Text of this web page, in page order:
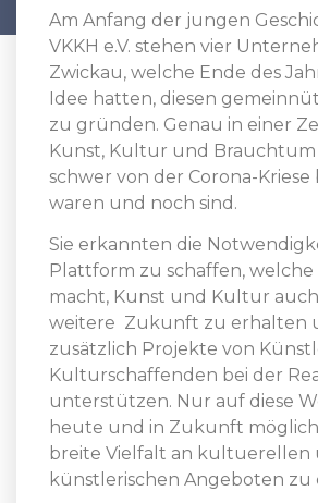
Am Anfang der jungen
VKKH e.V. stehen vier
Zwickau, welche Ende des
Idee hatten, diesen
zu gründen. Genau in einer
Kunst, Kultur und Brauchtum
schwer von der Corona-
waren und noch sind.
Sie erkannten die
Plattform zu schaffen, welche
macht, Kunst und Kultur
weitere Zukunft zu erhalten
zusätzlich Projekte von
Kulturschaffenden bei der
unterstützen. Nur auf diese
heute und in Zukunft möglich
breite Vielfalt an kultuerellen
künstlerischen Angeboten zu